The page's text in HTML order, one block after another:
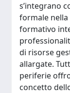
s’integrano
formale
formativo
di risorse
allargate.
periferie
concetto